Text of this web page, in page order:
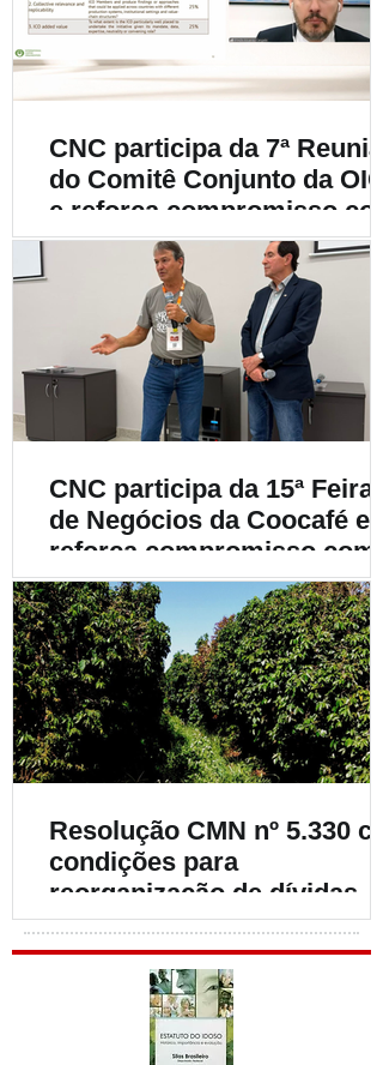
CNC participa da 7ª Reunião
do Comitê Conjunto da OIC
e reforça compromisso com
a cafeicultura mundial
CNC participa da 15ª Feira
de Negócios da Coocafé e
reforça compromisso com
fortalecimento da
cafeicultura
Resolução CMN nº 5.330
condições para
reorganização de dívidas de
cafeicultores